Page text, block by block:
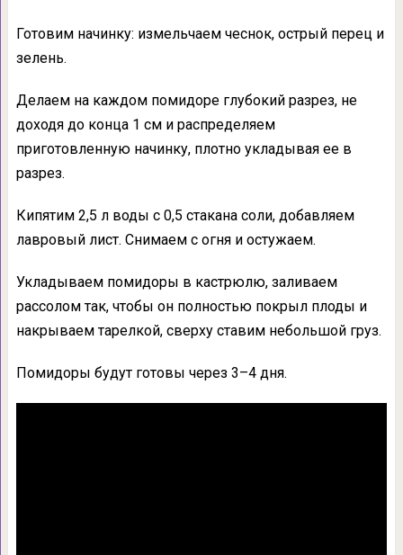
Готовим начинку: измельчаем чеснок, острый перец и
зелень.
Делаем на каждом помидоре глубокий разрез, не
доходя до конца 1 см и распределяем
приготовленную начинку, плотно укладывая ее в
разрез.
Кипятим 2,5 л воды с 0,5 стакана соли, добавляем
лавровый лист. Снимаем с огня и остужаем.
Укладываем помидоры в кастрюлю, заливаем
рассолом так, чтобы он полностью покрыл плоды и
накрываем тарелкой, сверху ставим небольшой груз.
Помидоры будут готовы через 3–4 дня.